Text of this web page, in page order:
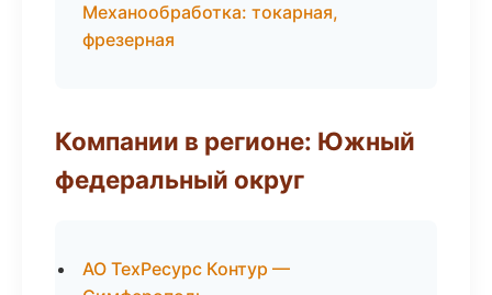
Механообработка: токарная,
фрезерная
Компании в регионе: Южный
федеральный округ
АО ТехРесурс Контур —